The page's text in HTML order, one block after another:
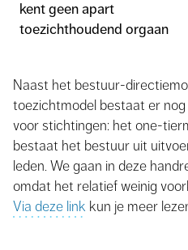
kent geen apart
toezichthoudend orgaan
Naast het bestuur-
toezichtmodel bestaat er
voor stichtingen: het one-
bestaat het bestuur uit
leden. We gaan in deze
omdat het relatief weinig
Via deze link kun je meer